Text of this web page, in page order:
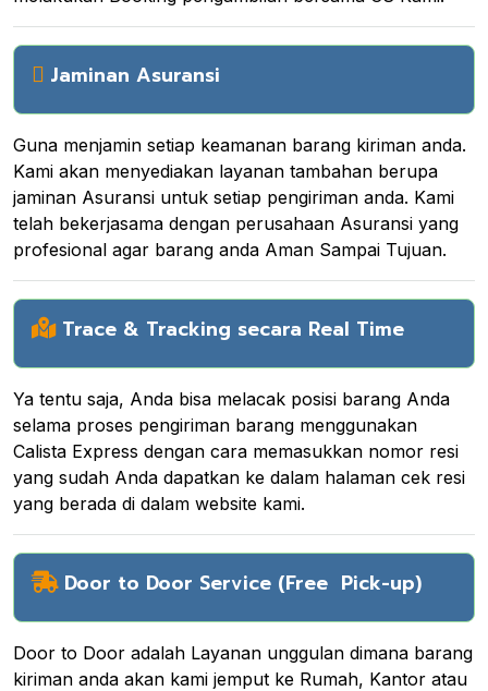
Jaminan Asuransi
Guna menjamin setiap keamanan barang kiriman anda.
Kami akan menyediakan layanan tambahan berupa
jaminan Asuransi untuk setiap pengiriman anda. Kami
telah bekerjasama dengan perusahaan Asuransi yang
profesional agar barang anda Aman Sampai Tujuan.
Trace & Tracking secara Real Time
Ya tentu saja, Anda bisa melacak posisi barang Anda
selama proses pengiriman barang menggunakan
Calista Express dengan cara memasukkan nomor resi
yang sudah Anda dapatkan ke dalam halaman cek resi
yang berada di dalam website kami.
Door to Door Service (Free Pick-up)
Door to Door adalah Layanan unggulan dimana barang
kiriman anda akan kami jemput ke Rumah, Kantor atau